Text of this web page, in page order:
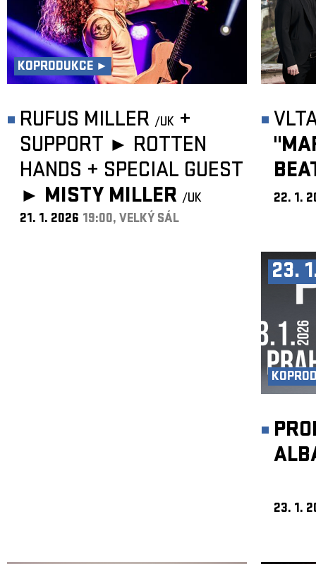
KOPRODUKCE ►
RUFUS MILLER /UK +
SUPPORT ► ROTTEN
HANDS + SPECIAL GUEST
► MISTY MILLER /UK
21. 1. 2026 19:00, VELKÝ SÁL
22. 1.
23.
23. 1.